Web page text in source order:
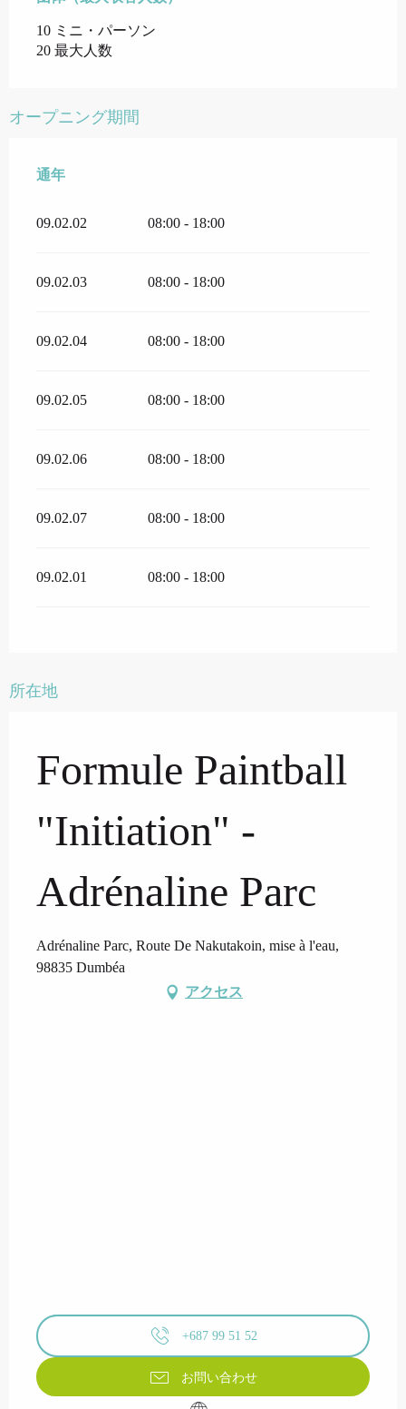
10 ミニ・パーソン
20 最大人数
オープニング期間
通年
通年
09.02.02 08:00 - 18:00
09.02.03 08:00 - 18:00
09.02.04 08:00 - 18:00
09.02.05 08:00 - 18:00
09.02.06 08:00 - 18:00
09.02.07 08:00 - 18:00
09.02.01 08:00 - 18:00
所在地
Formule Paintball
"Initiation" -
Adrénaline Parc
Adrénaline Parc, Route De Nakutakoin, mise à l'eau,
98835 Dumbéa
アクセス
+687 99 51 52
お問い合わせ